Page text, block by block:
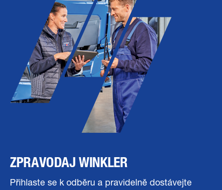
ZPRAVODAJ WINKLER
Přihlaste se k odběru a pravidelně dostávejte